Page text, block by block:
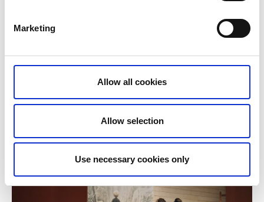
Marketing
Allow all cookies
Allow selection
Use necessary cookies only
Löfwings Ateljé & Krog